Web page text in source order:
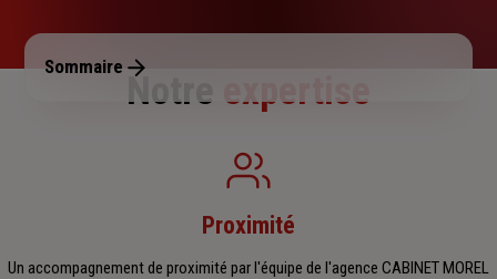
Dimanche : Fermé
Sommaire
Notre expertise
Proximité
Un accompagnement de proximité par l'équipe de l'agence CABINET MOREL